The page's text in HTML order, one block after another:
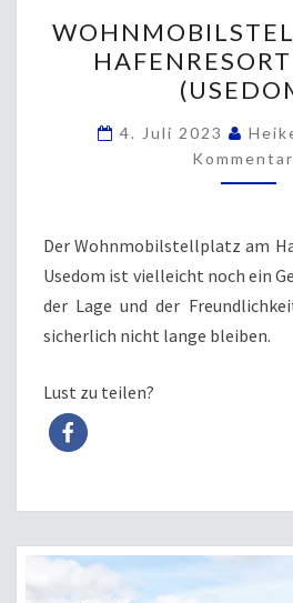
AM
4. Juli 2023
Der Wohnmobilstellplatz am
Usedom ist vielleicht noch ein
der Lage und der
sicherlich nicht lange bleiben.
Lust zu teilen?